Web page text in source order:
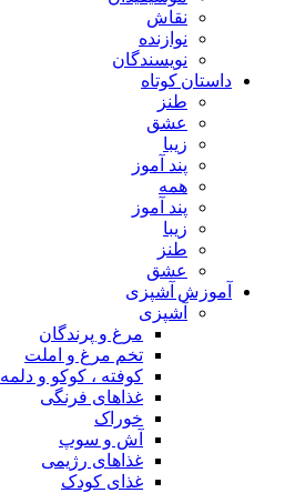
نقاش
نوازنده
نویسندگان
داستان کوتاه
طنز
عشق
زیبا
پند آموز
همه
پند آموز
زیبا
طنز
عشق
آموزش آشپزی
آشپزی
مرغ و پرندگان
تخم مرغ و املت
کوفته ، کوکو و دلمه
غذاهای فرنگی
خوراک
آش و سوپ
غذاهای رژیمی
غذای کودک